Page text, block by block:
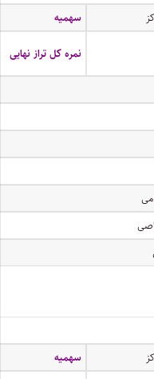
سهمیه
نمره کل تراز نهایی
سهمیه